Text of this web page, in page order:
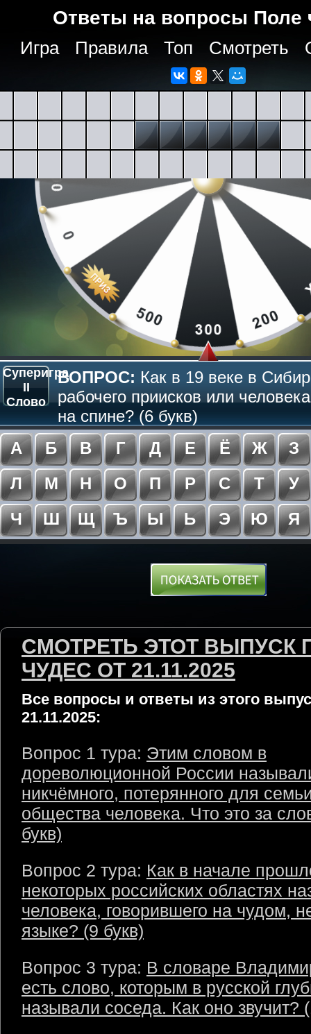
Ответы на вопросы Поле
Игра Правила Топ Смотреть
Суперигра
II
Слово
ВОПРОС: Как в 19 веке в
рабочего приисков или
на спине? (6 букв)
А
Б В Г Д Е Ё Ж
З
Л
М Н О П Р С Т
У
Ч
Ш Щ Ъ Ы Ь Э Ю Я
СМОТРЕТЬ ЭТОТ ВЫПУСК
ЧУДЕС ОТ 21.11.2025
Все вопросы и ответы из этого
21.11.2025:
Вопрос 1 тура: Этим словом в
дореволюционной России
никчёмного, потерянного для
общества человека. Что это за
букв)
Вопрос 2 тура: Как в начале
некоторых российских областях
человека, говорившего на чудом,
языке? (9 букв)
Вопрос 3 тура: В словаре
есть слово, которым в русской
называли соседа. Как оно звучит?